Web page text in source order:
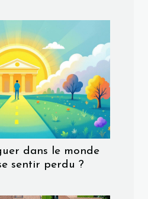
dans le monde
sentir perdu ?